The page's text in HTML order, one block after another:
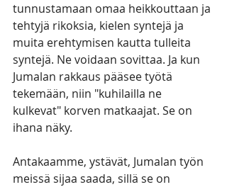
tunnustamaan omaa heikkouttaan ja
tehtyjä rikoksia, kielen syntejä ja
muita erehtymisen kautta tulleita
syntejä. Ne voidaan sovittaa. Ja kun
Jumalan rakkaus pääsee työtä
tekemään, niin "kuhilailla ne
kulkevat" korven matkaajat. Se on
ihana näky.
Antakaamme, ystävät, Jumalan työn
meissä sijaa saada, sillä se on